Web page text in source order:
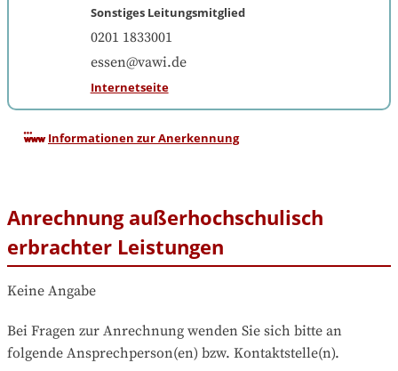
Sonstiges Leitungsmitglied
0201 1833001
essen@vawi.de
Internetseite
Informationen zur Anerkennung
Anrechnung außerhochschulisch
erbrachter Leistungen
Keine Angabe
Bei Fragen zur Anrechnung wenden Sie sich bitte an
folgende Ansprechperson(en) bzw. Kontaktstelle(n).